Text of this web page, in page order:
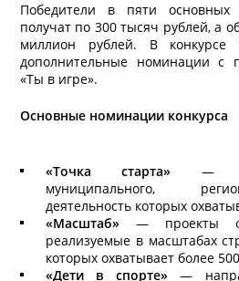
Победители в пяти основных
получат по 300 тысяч рублей, а
миллион рублей. В конкурсе
дополнительные номинации с
«Ты в игре».
Основные номинации конкурса
«Точка старта» —
муниципального,
деятельность которых
«Масштаб» — проекты
реализуемые в масштабах
которых охватывает более
«Дети в спорте» —